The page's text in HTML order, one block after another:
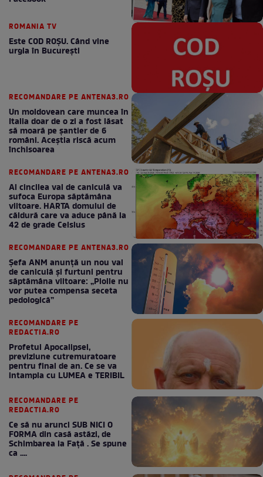
ROMANIA TV
Este COD ROŞU. Când vine
urgia în Bucureşti
RECOMANDARE PE ANTENA3.RO
Un moldovean care muncea în
Italia doar de o zi a fost lăsat
să moară pe şantier de 6
români. Aceștia riscă acum
închisoarea
RECOMANDARE PE ANTENA3.RO
Al cincilea val de caniculă va
sufoca Europa săptămâna
viitoare. HARTA domului de
căldură care va aduce până la
42 de grade Celsius
RECOMANDARE PE ANTENA3.RO
Șefa ANM anunță un nou val
de caniculă și furtuni pentru
săptămâna viitoare: „Ploile nu
vor putea compensa seceta
pedologică”
RECOMANDARE PE
REDACTIA.RO
Profetul Apocalipsei,
previziune cutremuratoare
pentru final de an. Ce se va
intampla cu LUMEA e TERIBIL
RECOMANDARE PE
REDACTIA.RO
Ce să nu arunci SUB NICI O
FORMA din casă astăzi, de
Schimbarea la Față . Se spune
ca ....